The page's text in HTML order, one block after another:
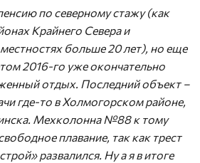
по северному стажу (как
Крайнего Севера и
больше 20 лет), но еще
2016-го уже окончательно
отдых. Последний объект –
где-то в Холмогорском районе,
Мехколонна №88 к тому
плавание, так как трест
развалился. Ну а я в итоге